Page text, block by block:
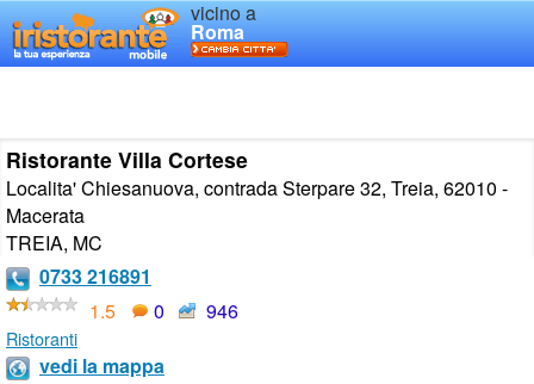
vicino a
Roma
Ristorante Villa Cortese
Localita' Chiesanuova, contrada Sterpare 32, Treia, 62010 -
Macerata
TREIA, MC
0733 216891
1.5
0 946
Ristoranti
vedi la mappa